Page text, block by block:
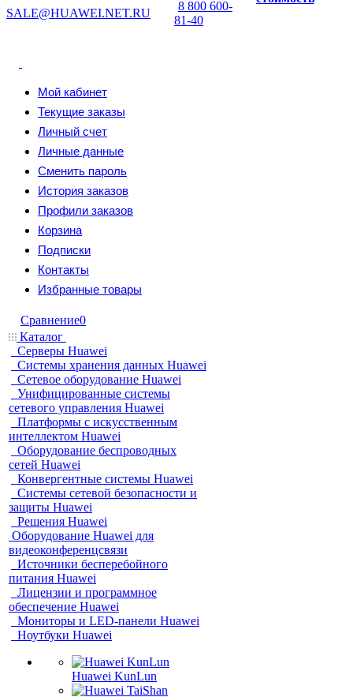
SALE@HUAWEI.NET.RU
8 800 600-
81-40
Мой кабинет
Текущие заказы
Личный счет
Личные данные
Сменить пароль
История заказов
Профили заказов
Корзина
Подписки
Контакты
Избранные товары
Сравнение0
Каталог
Серверы Huawei
Системы хранения данных Huawei
Сетевое оборудование Huawei
Унифицированные системы
сетевого управления Huawei
Платформы с искусственным
интеллектом Huawei
Оборудование беспроводных
сетей Huawei
Конвергентные системы Huawei
Системы сетевой безопасности и
защиты Huawei
Решения Huawei
Оборудование Huawei для
видеоконференцсвязи
Источники бесперебойного
питания Huawei
Лицензии и программное
обеспечение Huawei
Мониторы и LED-панели Huawei
Ноутбуки Huawei
Huawei KunLun